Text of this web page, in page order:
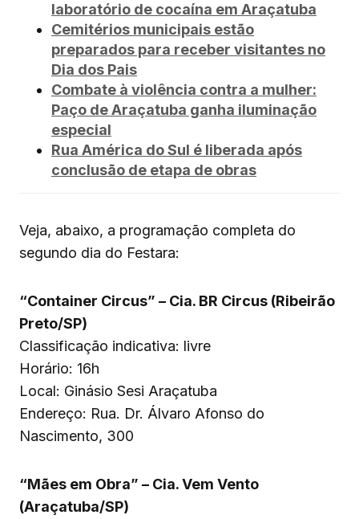
laboratório de cocaína em Araçatuba
Cemitérios municipais estão
preparados para receber visitantes no
Dia dos Pais
Combate à violência contra a mulher:
Paço de Araçatuba ganha iluminação
especial
Rua América do Sul é liberada após
conclusão de etapa de obras
Veja, abaixo, a programação completa do
segundo dia do Festara:
“Container Circus” – Cia. BR Circus (Ribeirão
Preto/SP)
Classificação indicativa: livre
Horário: 16h
Local: Ginásio Sesi Araçatuba
Endereço: Rua. Dr. Álvaro Afonso do
Nascimento, 300
“Mães em Obra” – Cia. Vem Vento
(Araçatuba/SP)